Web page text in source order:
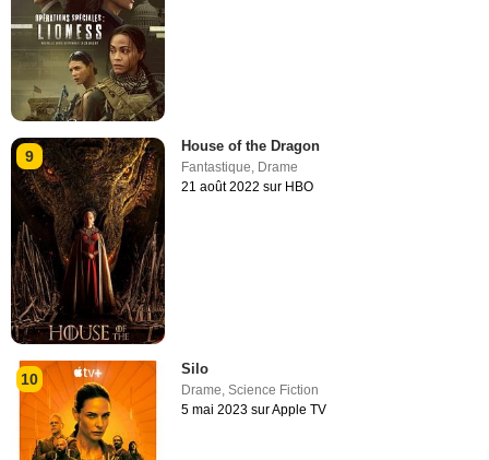
9
House of the Dragon
Fantastique, Drame
21 août 2022 sur HBO
10
Silo
Drame ,Science Fiction
5 mai 2023 sur Apple TV